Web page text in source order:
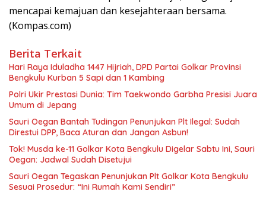
mencapai kemajuan dan kesejahteraan bersama.
(Kompas.com)
Berita Terkait
Hari Raya Iduladha 1447 Hijriah, DPD Partai Golkar Provinsi
Bengkulu Kurban 5 Sapi dan 1 Kambing
Polri Ukir Prestasi Dunia: Tim Taekwondo Garbha Presisi Juara
Umum di Jepang
Sauri Oegan Bantah Tudingan Penunjukan Plt Ilegal: Sudah
Direstui DPP, Baca Aturan dan Jangan Asbun!
‎Tok! Musda ke-11 Golkar Kota Bengkulu Digelar Sabtu Ini, Sauri
Oegan: Jadwal Sudah Disetujui
Sauri Oegan Tegaskan Penunjukan Plt Golkar Kota Bengkulu
Sesuai Prosedur: “Ini Rumah Kami Sendiri”